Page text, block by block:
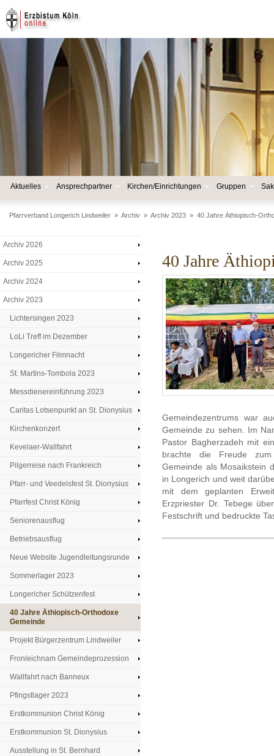
Aktuelles Ansprechpartner Kirchen/Einrichtungen Gruppen
Pfarrverband Longerich Lindweiler » Archiv » Archiv 2023 » 40 Jahre Äthiopisch-
Archiv 2026
Archiv 2025
Archiv 2024
Archiv 2023
Lichtersingen 2023
LoLi Treff im Dezember
Longericher Filmnacht
St. Martins-Tombola 2023
Messdienereinführung 2023
Caritas Lotsenpunkt an St. Dionysius
Kirchenkonzert
Kevelaer-Wallfahrt
Pilgerreise nach Frankreich
Pfarr- und Veedelsfest St. Dionysius
Pfarrfest Christ König
Seniorenausflug
Betriebsausflug
Neue Website Jugendleitungsrunde
Sommerlager 2023
Longericher Schützenfest
40 Jahre Äthiopisch-Orthodoxe
Gemeinde
Projekt Bürgerzentrum Lindweiler
Fronleichnam Gemeindeprozession
Wallfahrt nach Banneux
Pfingstlager 2023
Erstkommunion Christ König
Erstkommunion St. Dionysius
Ausstellung in St. Bernhard
40 Jahre
Gemeindezentrums war
Gemeinde zu sehen. Im
Pastor Bagherzadeh mit
brachte die Freude zum
Gemeinde als Mosaikstein
in Longerich und weit
mit dem geplanten
Erzpriester Dr. Tebege
Festschrift und bedruckte